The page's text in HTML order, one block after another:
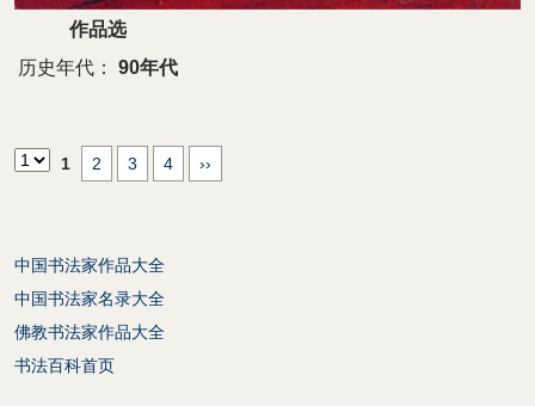
作品选
历史年代：
90年代
1 2 3 4 ››
中国书法家作品大全
中国书法家名录大全
佛教书法家作品大全
书法百科首页